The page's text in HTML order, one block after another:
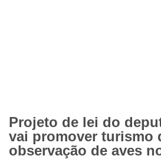
Projeto de lei do
vai promover turismo
observação de aves